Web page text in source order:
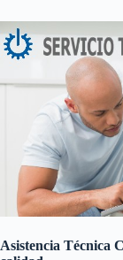
Asistencia Técnica